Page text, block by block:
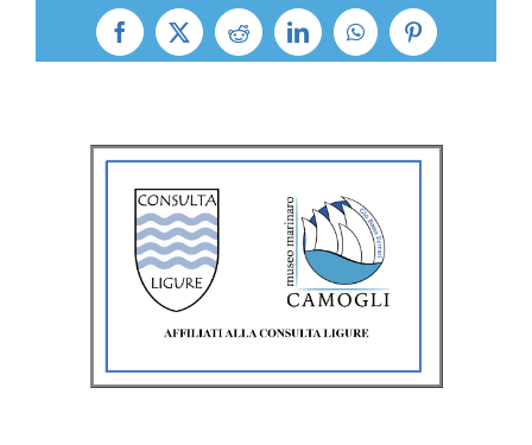
Facebook
X RedditLinkedInWhatsAppPinterest